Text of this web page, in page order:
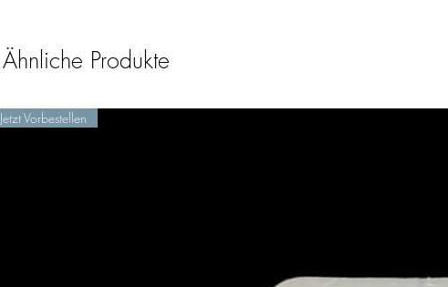
Ähnliche Produkte
Jetzt Vorbestellen